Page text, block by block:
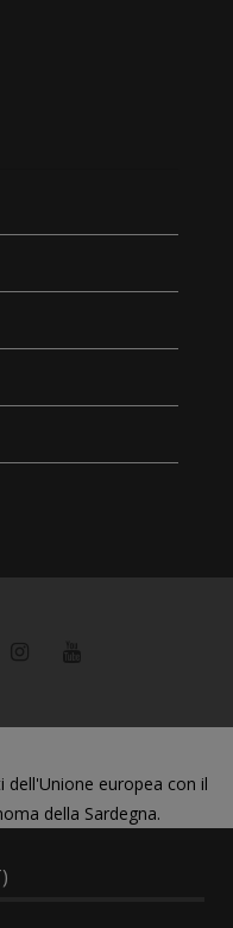
dell'Unione europea con il
della Sardegna.